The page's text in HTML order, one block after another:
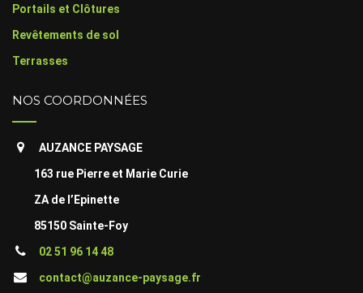
Portails et Clôtures
Revêtements de sol
Terrasses
NOS COORDONNÉES
AUZANCE PAYSAGE
163 rue Pierre et Marie Curie
ZA de l’Epinette
85150 Sainte-Foy
02 51 96 14 48
contact@auzance-paysage.fr